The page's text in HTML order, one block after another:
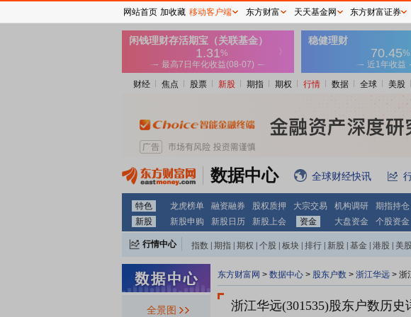
财经 焦点 股票 新股 期指 期权 行情 数据 全球 美股
数据中心 全球财经快讯
特色 龙虎榜单 融资融券 股权质押 大宗交易 机构调研 期指持仓
新股
新股申购 新股日历 新股上会 资金 大盘资金 个股资金
行情中心 指数 期指 期权 个股 板块 排行 新股 基金 港股 美股
全景图
东方财富网 > 数据中心 > 股东户数 > 浙江华远 > 浙
浙江华远(301535)股东户数历史
网站首页 加收藏 移动客户端 东方财富 天天基金网 东方财富证券